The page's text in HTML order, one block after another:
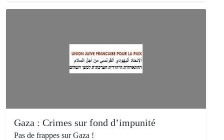
Gaza : Crimes sur fond d’impunité
Pas de frappes sur Gaza !